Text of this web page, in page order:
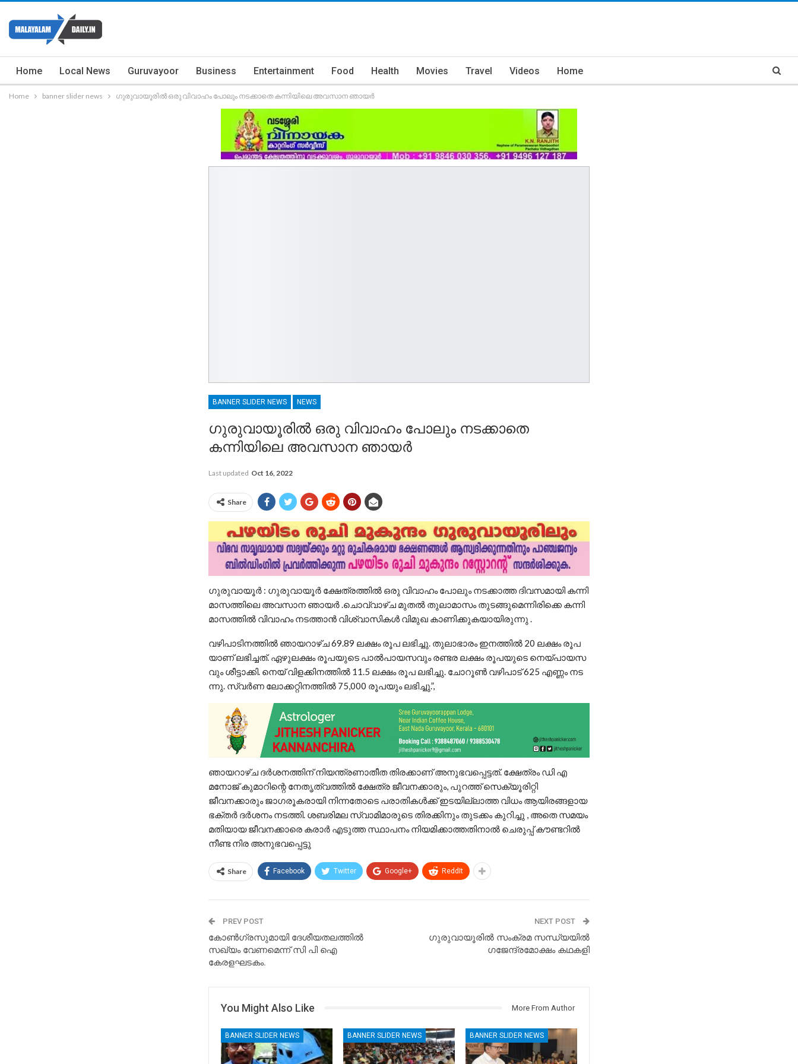
Home Local News Guruvayoor Business Entertainment Food Health Movies Travel Videos Home
Home banner slider news ഗുരുവായൂരിൽ ഒരു വിവാഹം പോലും നടക്കാതെ കന്നിയിലെ അവസാന ഞായർ
BANNER SLIDER NEWS NEWS
ഗുരുവായൂരിൽ ഒരു വിവാഹം പോലും നടക്കാതെ
കന്നിയിലെ അവസാന ഞായർ
Last updated Oct 16, 2022
Share
ഗു​രു​വാ​യൂ​ര്‍ : ഗു​രു​വാ​യൂ​ര്‍ ക്ഷേ​ത്ര​ത്തി​ല്‍ ഒരു വിവാഹം പോലും നടക്കാത്ത ദിവസമായി കന്നി
മാസത്തിലെ അവസാന ഞായർ .ചൊവ്വാഴ്ച മുതൽ തുലാമാസം തുടങ്ങുമെന്നിരിക്കെ കന്നി
മാസത്തിൽ വിവാഹം നടത്താൻ വിശ്വാസികൾ വിമുഖ കാണിക്കുകയായിരുന്നു .
വ​ഴി​പാ​ടി​ന​ത്തി​ല്‍ ഞാ​യ​റാ​ഴ്ച 69.89 ല​ക്ഷം രൂ​പ ല​ഭി​ച്ചു. തു​ലാ​ഭാ​രം ഇ​ന​ത്തി​ൽ 20 ല​ക്ഷം രൂ​പ​
യാ​ണ്​ ല​ഭി​ച്ച​ത്. ഏ​ഴു​ല​ക്ഷം രൂ​പ​യു​ടെ പാ​ല്‍പാ​യ​സ​വും ര​ണ്ട​ര ല​ക്ഷം രൂ​പ​യു​ടെ നെ​യ്പാ​യ​സ​
വും ശീ​ട്ടാ​ക്കി. നെ​യ് വി​ള​ക്കി​ന​ത്തി​ല്‍ 11.5 ല​ക്ഷം രൂ​പ ല​ഭി​ച്ചു. ചോ​റൂ​ണ്‍ വ​ഴി​പാ​ട് 625 എ​ണ്ണം ന​ട​
ന്നു. സ്വ​ര്‍ണ ലോ​ക്ക​റ്റി​ന​ത്തി​ല്‍ 75,000 രൂ​പ​യും ല​ഭി​ച്ചു.”,
ഞാ​യ​റാ​ഴ്ച ദ​ർ​ശ​ന​ത്തി​ന് നി​യ​ന്ത്ര​ണാ​തീ​ത തി​ര​ക്കാ​ണ് അ​നു​ഭ​വ​പ്പെ​ട്ട​ത്. ക്ഷേത്രം ഡി എ
മനോജ് കുമാറിന്റെ നേതൃത്വത്തിൽ ക്ഷേത്ര ജീവനക്കാരും, പുറത്ത് സെക്യൂരിറ്റി
ജീവനക്കാരും ജാഗരൂകരായി നിന്നതോടെ പരാതികൾക്ക് ഇടയില്ലാത്ത വിധം ആയിരങ്ങളായ
ഭക്തർ ദർശനം നടത്തി. ശബരിമല സ്വാമിമാരുടെ തിരക്കിനും തുടക്കം കുറിച്ചു , അതെ സമയം
മതിയായ ജീവനക്കാരെ കരാർ എടുത്ത സ്ഥാപനം നിയമിക്കാത്തതിനാൽ ചെരുപ്പ് കൗണ്ടറിൽ
നീണ്ട നിര അനുഭവപ്പെട്ടു
Share Facebook Twitter Google+ ReddIt
PREV POST
കോണ്‍ഗ്രസുമായി ദേശീയതലത്തില്‍
സഖ്യം വേണമെന്ന് സി പി ഐ
കേരളഘടകം.
NEXT POST
ഗു​രു​വാ​യൂ​രിൽ സംക്രമ സന്ധ്യയിൽ
ഗജേന്ദ്രമോക്ഷം കഥകളി
You Might Also Like More From Author
BANNER SLIDER NEWS BANNER SLIDER NEWS BANNER SLIDER NEWS